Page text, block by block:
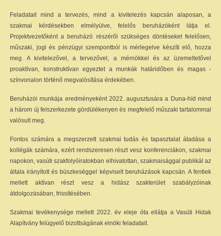
Feladatait mind a tervezés, mind a kivitelezés kapcsán alaposan, a
szakmai kérdésekben elmélyülve, felelős beruházóként látja el.
Projektvezetőként a beruházó részéről szükséges döntéseket felelősen,
műszaki, jogi és pénzügyi szempontból is mérlegelve készíti elő, hozza
meg. A kivitelezővel, a tervezővel, a mérnökkel és az üzemeltetővel
proaktívan, konstruktívan egyeztet a munkák határidőben és magas -
színvonalon történő megvalósítása érdekében.
Beruházói munkája eredményeként 2022. augusztusára a Duna-híd mind
a három új felszerkezete gördülékenyen és megfelelő műszaki tartalommal
valósult meg.
Fontos számára a megszerzett szakmai tudás és tapasztalat átadása a
kollégák számára, ezért rendszeresen részt vesz konferenciákon, szakmai
napokon, vasúti szakfolyóiratokban elhivatottan, szakmaisággal publikál az
általa irányított és büszkeséggel képviselt beruházások kapcsán. A fentiek
mellett aktívan részt vesz a hidász szakterület szabályzóinak
átdolgozásában, frissítésében.
Szakmai tevékenysége mellett 2022. év eleje óta ellátja a Vasúti Hidak
Alapítvány felügyelő bizottságának elnöki feladatait.